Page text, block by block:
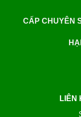
CẤP CHUYÊN
LIÊN